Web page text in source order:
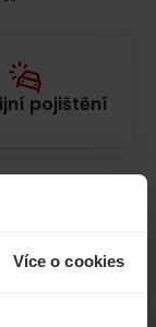
Více o cookies
pojištění